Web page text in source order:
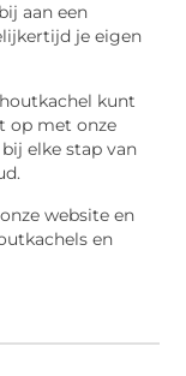
aan een
je eigen
kunt
op met onze
elke stap van
website en
en